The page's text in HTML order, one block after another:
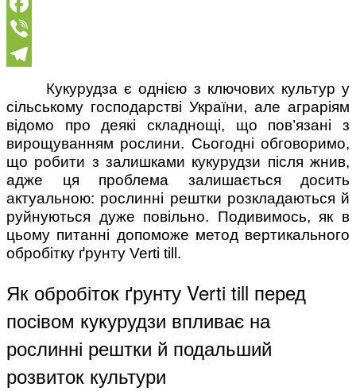
Facebook
Viber
Telegram
Кукурудза є однією з ключових культур у
сільському господарстві України, але аграріям
відомо про деякі складнощі, що пов’язані з
вирощуванням рослини. Сьогодні обговоримо,
що робити з залишками кукурудзи після жнив,
адже ця проблема залишається досить
актуальною: рослинні рештки розкладаються й
руйнуються дуже повільно. Подивимось, як в
цьому питанні допоможе метод вертикального
обробітку ґрунту Verti till.
Як обробіток ґрунту Verti till перед
посівом кукурудзи впливає на
рослинні рештки й подальший
розвиток культури